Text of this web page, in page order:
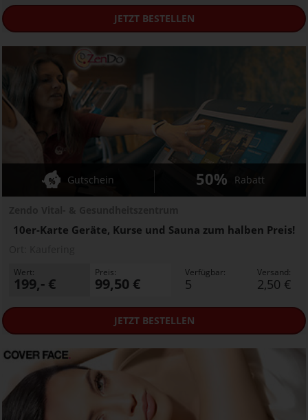
JETZTBESTELLEN
10er-Karte Geräte, Kurse und Sauna zum halben Preis!
Gutschein 50% Rabatt
Wert:
199,- €
Preis:
99,50 €
Verfügbar:
5
Versand:
2,50 €
JETZTBESTELLEN